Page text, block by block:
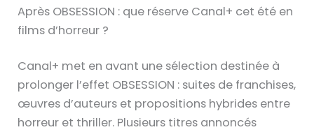
Après OBSESSION : que réserve Canal+ cet été en
films d’horreur ?
Canal+ met en avant une sélection destinée à
prolonger l’effet OBSESSION : suites de franchises,
œuvres d’auteurs et propositions hybrides entre
horreur et thriller. Plusieurs titres annoncés